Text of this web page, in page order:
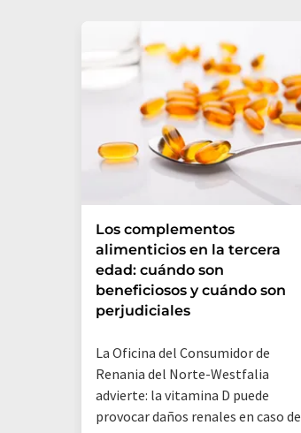
Los complementos
alimenticios en la tercera
edad: cuándo son
beneficiosos y cuándo son
perjudiciales
La Oficina del Consumidor de
Renania del Norte-Westfalia
advierte: la vitamina D puede
provocar daños renales en caso de